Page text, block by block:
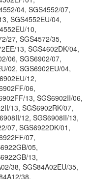
04, SGS4552/07,
SGS4552EU/04,
10,
27, SGS4572/35,
13, SGS4602DK/04,
06, SGS6902/07,
02, SGS6902EU/04,
12,
06,
13, SGS6902II/06,
13, SGS6902RK/07,
12, SGS6908II/13,
07, SGS6922DK/01,
07,
05,
13,
38, SGS84A02EU/35,
38,